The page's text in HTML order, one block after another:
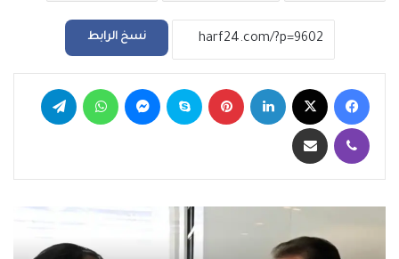
نسخ الرابط
فيسبوك لينكدإن بينتيريست سكايب ماسنجر واتساب
ڤايبر مشاركة عبر البريد